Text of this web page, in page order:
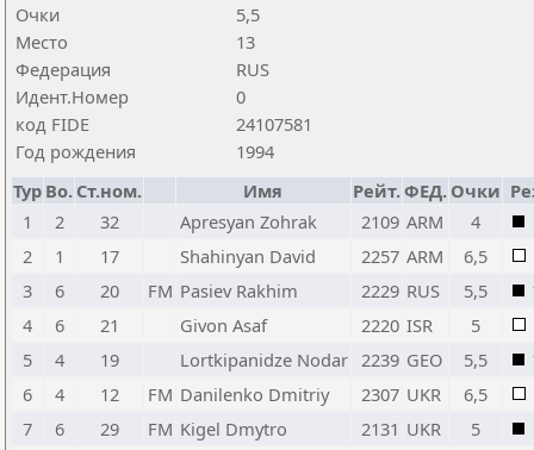
Очки
5,5
Место
13
Федерация
RUS
Идент.Номер
0
код FIDE
24107581
Год рождения
1994
Тур Bo. Ст.ном. Имя Рейт.ФЕД. Очки
1
2 32 Apresyan Zohrak 2109 ARM 4
2
1 17 Shahinyan David 2257 ARM
6,5
3
6 20 FM Pasiev Rakhim 2229 RUS 5,5
4
6 21 Givon Asaf 2220 ISR
5
5
4 19 Lortkipanidze Nodar 2239 GEO 5,5
6
4 12 FM Danilenko Dmitriy 2307 UKR
6,5
7
6 29 FM Kigel Dmytro 2131 UKR 5